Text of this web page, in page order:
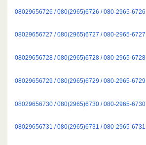
08029656726 / 080(2965)6726 / 080-2965-6726
08029656727 / 080(2965)6727 / 080-2965-6727
08029656728 / 080(2965)6728 / 080-2965-6728
08029656729 / 080(2965)6729 / 080-2965-6729
08029656730 / 080(2965)6730 / 080-2965-6730
08029656731 / 080(2965)6731 / 080-2965-6731